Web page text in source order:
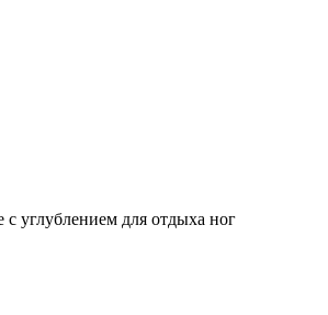
углублением для отдыха ног